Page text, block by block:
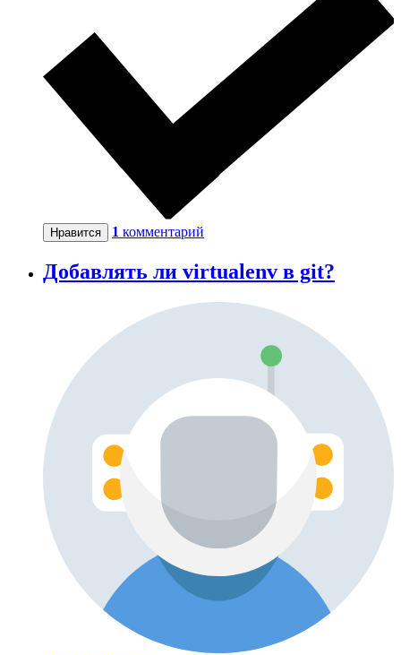
Нравится 1 комментарий
Добавлять ли virtualenv в git?